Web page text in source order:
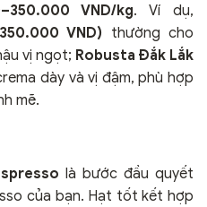
VND/kg. Ví dụ,
VND) thường cho
vị ngọt; Robusta Đắk Lắk
dày và vị đậm, phù hợp
mẽ.
là bước đầu quyết
của bạn. Hạt tốt kết hợp